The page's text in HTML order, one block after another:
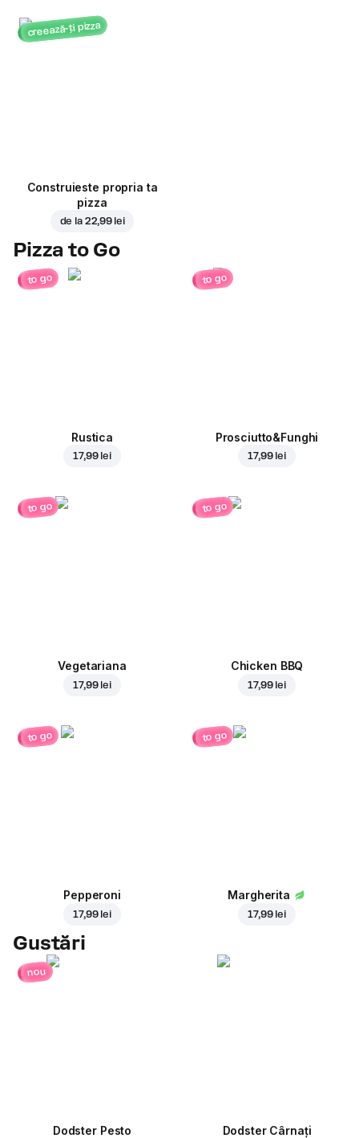
creează-ți pizza
Construieste propria ta
pizza
de la 22,99 lei
Pizza to Go
to go
Rustica
17,99 lei
to go
Prosciutto&Funghi
17,99 lei
to go
Vegetariana
17,99 lei
to go
Chicken BBQ
17,99 lei
to go
Pepperoni
17,99 lei
to go
Margherita
17,99 lei
Gustări
nou
Dodster Pesto Dodster Cârnați